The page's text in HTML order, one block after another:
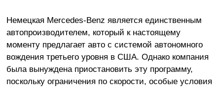
Немецкая Mercedes-Benz является единственным
автопроизводителем, который к настоящему
моменту предлагает авто с системой автономного
вождения третьего уровня в США. Однако компания
была вынуждена приостановить эту программу,
поскольку ограничения по скорости, особые условия